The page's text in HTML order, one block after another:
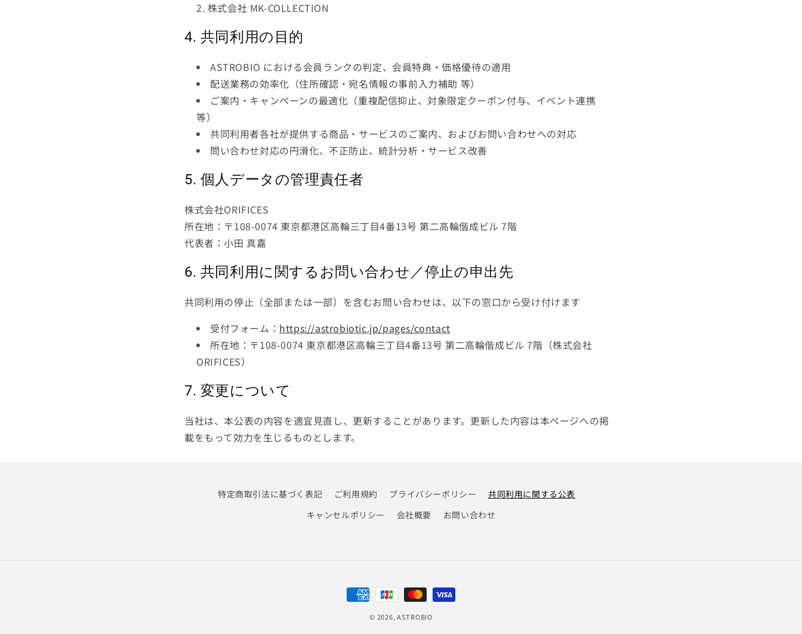
株式会社 MK-COLLECTION
4. 共同利用の目的
ASTROBIO における会員ランクの判定、会員特典・価格優待の適用
配送業務の効率化（住所確認・宛名情報の事前入力補助 等）
ご案内・キャンペーンの最適化（重複配信抑止、対象限定クーポン付与、イベント連携
等）
共同利用者各社が提供する商品・サービスのご案内、およびお問い合わせへの対応
問い合わせ対応の円滑化、不正防止、統計分析・サービス改善
5. 個人データの管理責任者
株式会社ORIFICES
所在地：〒108-0074 東京都港区高輪三丁目4番13号 第二高輪偕成ビル 7階
代表者：小田 真嘉
6. 共同利用に関するお問い合わせ／停止の申出先
共同利用の停止（全部または一部）を含むお問い合わせは、以下の窓口から受け付けます
受付フォーム： https://astrobiotic.jp/pages/contact
所在地：〒108-0074 東京都港区高輪三丁目4番13号 第二高輪偕成ビル 7階（株式会社
ORIFICES）
7. 変更について
当社は、本公表の内容を適宜見直し、更新することがあります。更新した内容は本ページへの掲
載をもって効力を生じるものとします。
特定商取引法に基づく表記 ご利用規約 プライバシーポリシー
共同利用に関する公表
キャンセルポリシー
会社概要 お問い合わせ
© 2026, ASTROBIO